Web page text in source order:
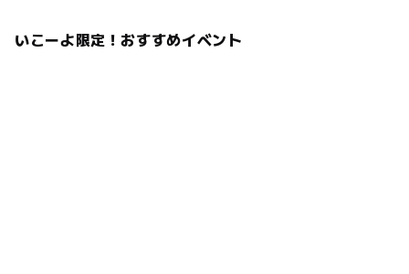
いこーよ限定！おすすめイベント